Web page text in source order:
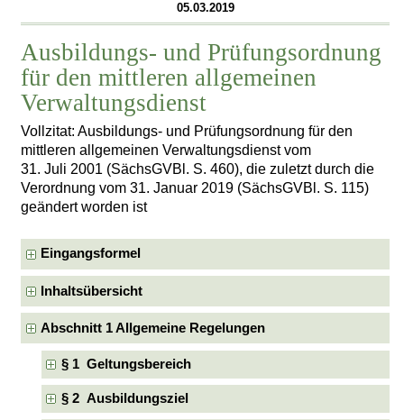
05.03.2019
Ausbildungs- und Prüfungsordnung
für den mittleren allgemeinen
Verwaltungsdienst
Vollzitat: Ausbildungs- und Prüfungsordnung für den
mittleren allgemeinen Verwaltungsdienst vom
31. Juli 2001 (SächsGVBl. S. 460), die zuletzt durch die
Verordnung vom 31. Januar 2019 (SächsGVBl. S. 115)
geändert worden ist
Eingangsformel
Inhaltsübersicht
Abschnitt 1 Allgemeine Regelungen
§ 1 Geltungsbereich
§ 2 Ausbildungsziel